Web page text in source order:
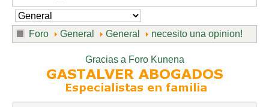
Foro General General necesito una opinion!
Gracias a Foro Kunena